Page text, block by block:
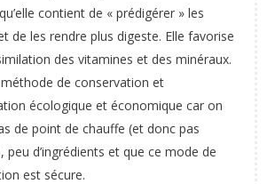
contient de « prédigérer » les
de les rendre plus digeste. Elle favorise
des vitamines et des minéraux.
méthode de conservation et
écologique et économique car on
de point de chauffe (et donc pas
peu d’ingrédients et que ce mode de
est sécure.